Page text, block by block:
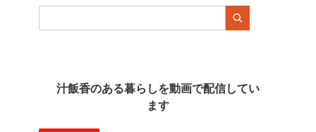
汁飯香のある暮らしを動画で配信してい
ます